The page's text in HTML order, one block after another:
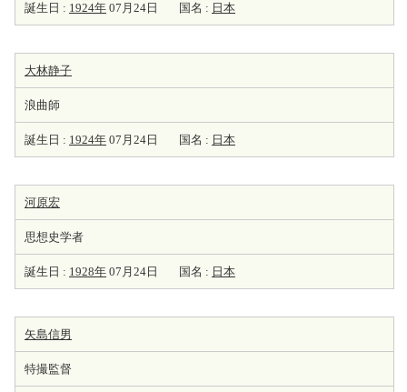
誕生日 : 1924年 07月24日 国名 : 日本
大林静子
浪曲師
誕生日 : 1924年 07月24日 国名 : 日本
河原宏
思想史学者
誕生日 : 1928年 07月24日 国名 : 日本
矢島信男
特撮監督